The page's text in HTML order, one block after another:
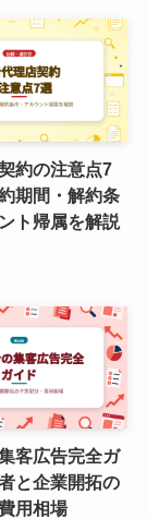
約の注意点7
期間・解約条
ト帰属を解説
客広告完全ガ
と企業開拓の
用相場